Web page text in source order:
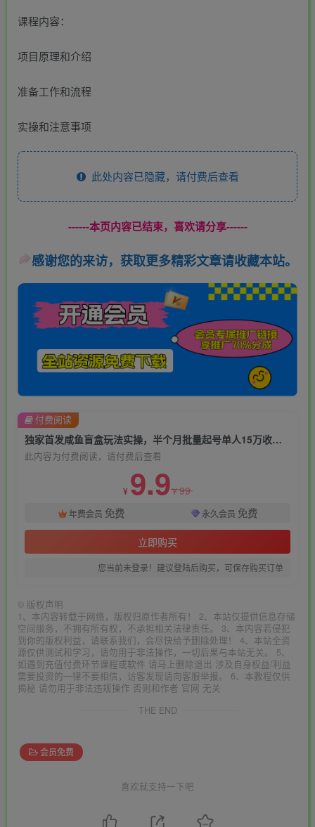
课程内容：
项目原理和介绍
准备工作和流程
实操和注意事项
此处内容已隐藏，请付费后查看
------本页内容已结束，喜欢请分享------
感谢您的来访，获取更多精彩文章请收藏本站。
独家首发咸鱼盲盒玩法实操，半个月批量起号单人15万收益【揭秘】
此内容为付费阅读，请付费后查看
¥ 9.9¥99
年费会员 免费 永久会员 免费
立即购买
您当前未登录！建议登陆后购买，可保存购买订单
付费阅读
© 版权声明
1、本内容转载于网络，版权归原作者所有！ 2、本站仅提供信息存储
空间服务，不拥有所有权，不承担相关法律责任。 3、本内容若侵犯
到你的版权利益，请联系我们，会尽快给予删除处理！ 4、本站全资
源仅供测试和学习，请勿用于非法操作，一切后果与本站无关。 5、
如遇到充值付费环节课程或软件 请马上删除退出 涉及自身权益/利益
需要投资的一律不要相信，访客发现请向客服举报。 6、本教程仅供
揭秘 请勿用于非法违规操作 否则和作者 官网 无关
THE END
会员免费
喜欢就支持一下吧